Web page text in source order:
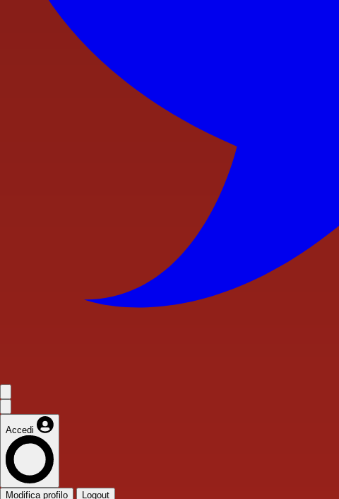
Accedi
Modifica profilo Logout